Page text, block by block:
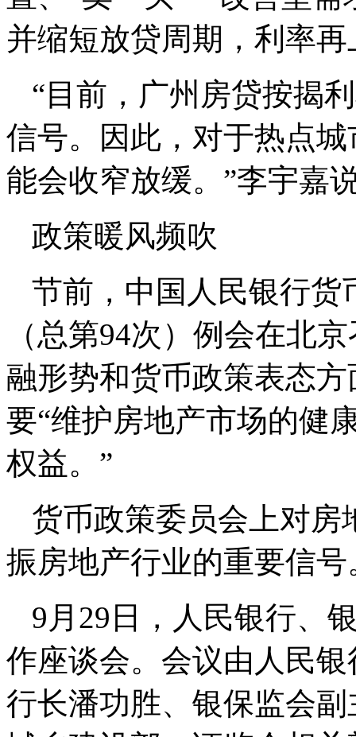
并缩短放贷周期，利率
“目前，广州房贷按揭
信号。因此，对于热点
能会收窄放缓。”李宇嘉
政策暖风频吹
节前，中国人民银行货
（总第94次）例会在北
融形势和货币政策表态
要“维护房地产市场的健
权益。”
货币政策委员会上对房
振房地产行业的重要信号
9月29日，人民银行、
作座谈会。会议由人民
行长潘功胜、银保监会